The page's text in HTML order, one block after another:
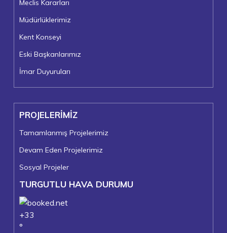
Meclis Kararları
Müdürlüklerimiz
Kent Konseyi
Eski Başkanlarımız
İmar Duyuruları
PROJELERİMİZ
Tamamlanmış Projelerimiz
Devam Eden Projelerimiz
Sosyal Projeler
TURGUTLU HAVA DURUMU
+33
°